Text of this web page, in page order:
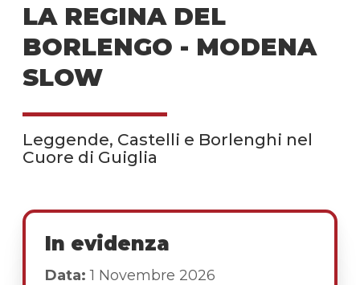
LA REGINA DEL
BORLENGO - MODENA
SLOW
Leggende, Castelli e Borlenghi nel
Cuore di Guiglia
In evidenza
Data:1 Novembre 2026